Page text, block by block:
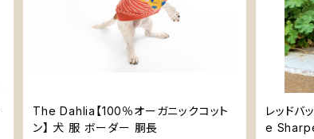
The Dahlia【100％オーガニックコット
ン】 犬 服 ボーダー 胴長
レッドバ
e